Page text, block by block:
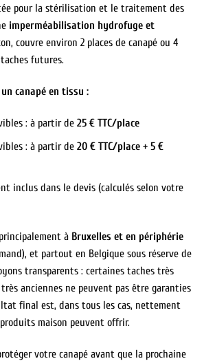
pour la stérilisation et le traitement des
imperméabilisation hydrofuge et
couvre environ 2 places de canapé ou 4
futures.
canapé en tissu :
: à partir de 25 € TTC/place
: à partir de 20 € TTC/place + 5 €
inclus dans le devis (calculés selon votre
à Bruxelles et en périphérie
et partout en Belgique sous réserve de
transparents : certaines taches très
anciennes ne peuvent pas être garanties
final est, dans tous les cas, nettement
maison peuvent offrir.
votre canapé avant que la prochaine